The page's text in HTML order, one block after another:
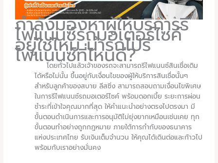
กำลังมองหาผู้ให้บริการรี
ไฟแนนซ์รถมอเตอร์ไซค์
อยู่ใช่ไหม นำรถไปรี
ไฟแนนซ์ที่ไหนดี?
โดยทั่วไปแล้วเจ้าของรถจะสามารถรีไฟแนนซ์สินเชื่อเดิม
ได้หรือไม่นั้น ขึ้นอยู่กับเงื่อนไขของผู้ให้บริการสินเชื่อนั้นๆ
สำหรับลูกค้าของสบาย ลีสซิ่ง สามารถสอบถามเงื่อนไขพิเศษ
ในการรีไฟแนนซ์รถมอเตอร์ไซค์ พร้อมดอกเบี้ย ระยะการผ่อน
ชำระที่เข้าใจคุณมากที่สุด ให้คำแนะนำอย่างตรงไปตรงมา มี
ขั้นตอนดำเนินการและการอนุมัติไม่ยุ่งยากเหมือนเช่นเคย ทุก
ขั้นตอนทำอย่างถูกกฎหมาย ภายใต้การกำกับของธนาคาร
แห่งประเทศไทย รับเงินเต็มจำนวน ให้คุณได้เดินต่อและก้าวไป
พร้อมกับเราอย่างมั่นคง